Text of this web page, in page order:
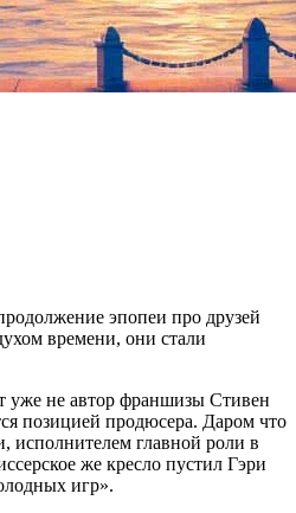
июля 2018, среда
эпопеи про друзей
времени, они стали
уже не автор франшизы Стивен
позицией продюсера. Даром что
исполнителем главной роли в
же кресло пустил Гэри
игр».